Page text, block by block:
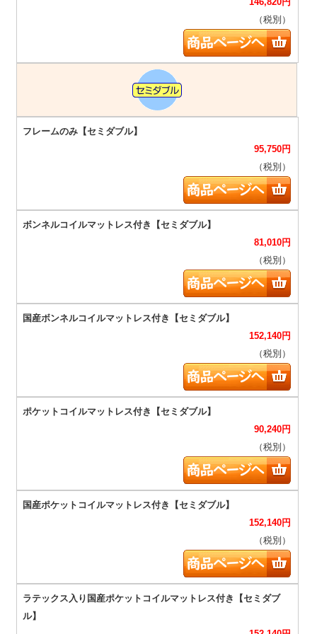
146,820円
（税別）
95,750円
（税別）
81,010円
（税別）
152,140円
（税別）
90,240円
（税別）
152,140円
（税別）